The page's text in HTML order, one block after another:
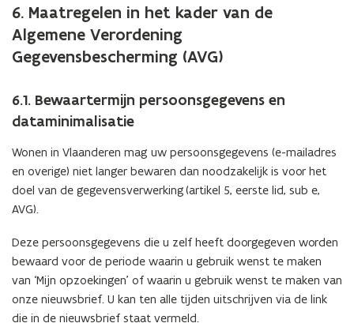
6. Maatregelen in het kader van de
Algemene Verordening
Gegevensbescherming (AVG)
6.1. Bewaartermijn persoonsgegevens en
dataminimalisatie
Wonen in Vlaanderen mag uw persoonsgegevens (e-mailadres
en overige) niet langer bewaren dan noodzakelijk is voor het
doel van de gegevensverwerking (artikel 5, eerste lid, sub e,
AVG).
Deze persoonsgegevens die u zelf heeft doorgegeven worden
bewaard voor de periode waarin u gebruik wenst te maken
van ‘Mijn opzoekingen’ of waarin u gebruik wenst te maken van
onze nieuwsbrief. U kan ten alle tijden uitschrijven via de link
die in de nieuwsbrief staat vermeld.